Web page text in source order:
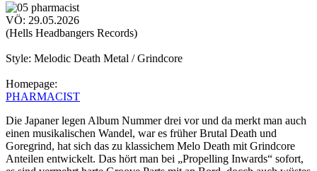
VÖ: 29.05.2026
(Hells Headbangers Records)
Style: Melodic Death Metal / Grindcore
Homepage:
PHARMACIST
Die Japaner legen Album Nummer drei vor und da merkt man auch
einen musikalischen Wandel, war es früher Brutal Death und
Goregrind, hat sich das zu klassichem Melo Death mit Grindcore
Anteilen entwickelt. Das hört man bei „Propelling Inwards“ sofort,